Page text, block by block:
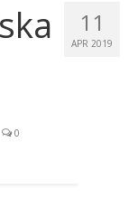
11
APR 2019
0